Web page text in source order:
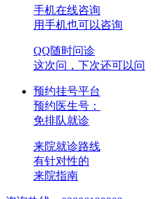
手机在线咨询
用手机也可以咨询
QQ随时问诊
这次问，下次还可以问
预约挂号平台
预约医生号：
免排队就诊
来院就诊路线
有针对性的
来院指南